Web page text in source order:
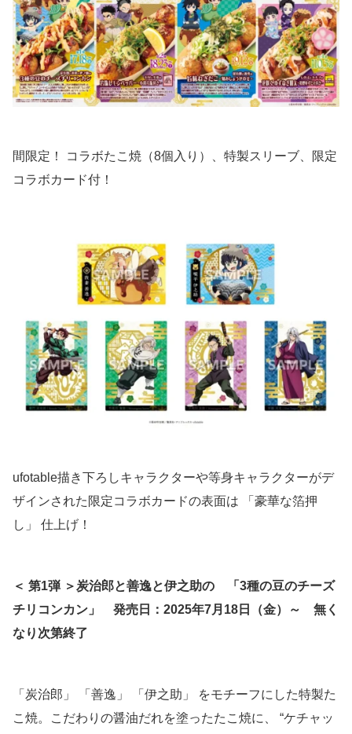
間限定！ コラボたこ焼（8個入り）、特製スリーブ、限定
コラボカード付！
ufotable描き下ろしキャラクターや等身キャラクターがデ
ザインされた限定コラボカードの表面は 「豪華な箔押
し」 仕上げ！
＜ 第1弾 ＞炭治郎と善逸と伊之助の 「3種の豆のチーズ
チリコンカン」
発売日：2025年7月18日（金）～ 無く
なり次第終了
「炭治郎」 「善逸」 「伊之助」 をモチーフにした特製た
こ焼。こだわりの醤油だれを塗ったたこ焼に、 “ケチャッ